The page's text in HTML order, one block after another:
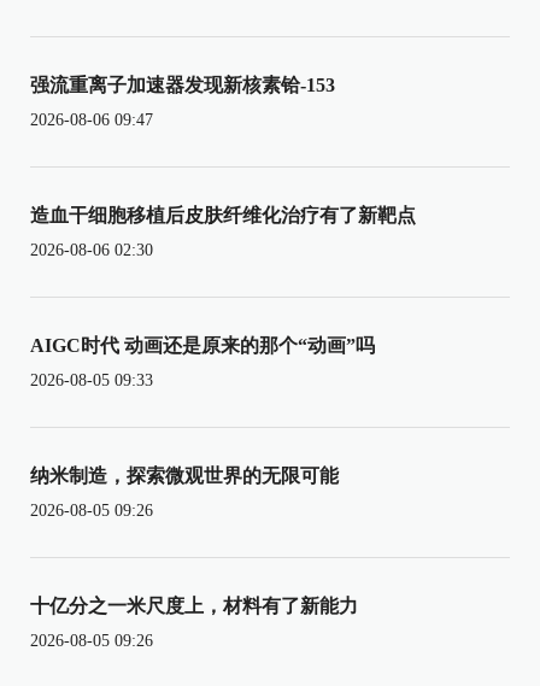
强流重离子加速器发现新核素铪-153
2026-08-06 09:47
造血干细胞移植后皮肤纤维化治疗有了新靶点
2026-08-06 02:30
AIGC时代 动画还是原来的那个“动画”吗
2026-08-05 09:33
纳米制造，探索微观世界的无限可能
2026-08-05 09:26
十亿分之一米尺度上，材料有了新能力
2026-08-05 09:26